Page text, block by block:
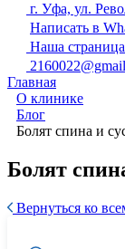
г. Уфа, ул.
Написать в
Наша
Главная
О клинике
Блог
Болят спина и
Болят
Вернуться ко